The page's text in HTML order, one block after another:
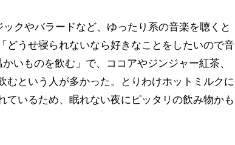
クやバラードなど、ゆったり系の音楽を聴くと
どうせ寝られないなら好きなことをしたいので音
いものを飲む」で、ココアやジンジャー紅茶、
むという人が多かった。とりわけホットミルクに
ているため、眠れない夜にピッタリの飲み物かも